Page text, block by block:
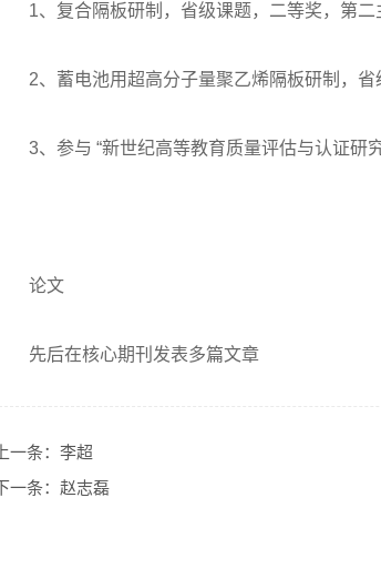
1、复合隔板研制，省级课题，二等奖，第二
2、蓄电池用超高分子量聚乙烯隔板研制，
3、参与 “新世纪高等教育质量评估与认证研
论文
先后在核心期刊发表多篇文章
上一条： 李超
下一条： 赵志磊